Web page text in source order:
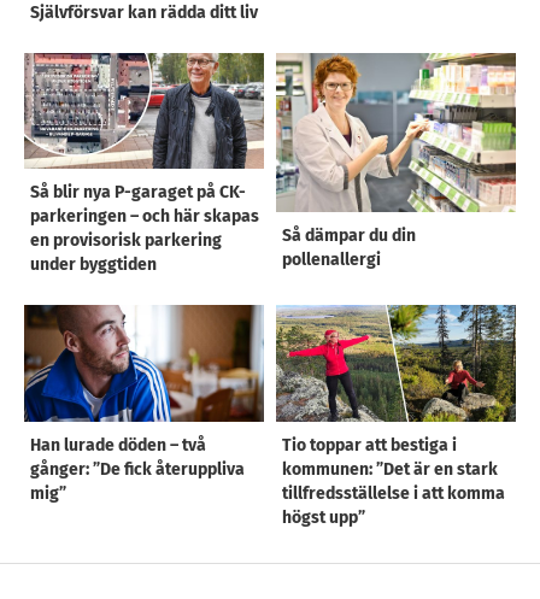
Självförsvar kan rädda ditt liv
Så blir nya P-garaget på CK-
parkeringen – och här skapas
en provisorisk parkering
under byggtiden
Så dämpar du din
pollenallergi
Han lurade döden – två
gånger: ”De fick återuppliva
mig”
Tio toppar att bestiga i
kommunen: ”Det är en stark
tillfredsställelse i att komma
högst upp”